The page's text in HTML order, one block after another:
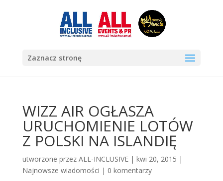
Zaznacz stronę
WIZZ AIR OGŁASZA
URUCHOMIENIE LOTÓW
Z POLSKI NA ISLANDIĘ
utworzone przez ALL-INCLUSIVE| kwi 20, 2015 |
Najnowsze wiadomości | 0 komentarzy